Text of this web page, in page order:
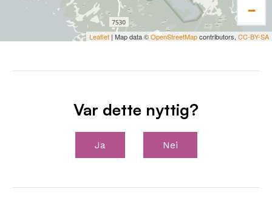
−
Leaflet | Map data ©OpenStreetMapcontributors, CC-BY-SA
Var dette nyttig?
Ja Nei